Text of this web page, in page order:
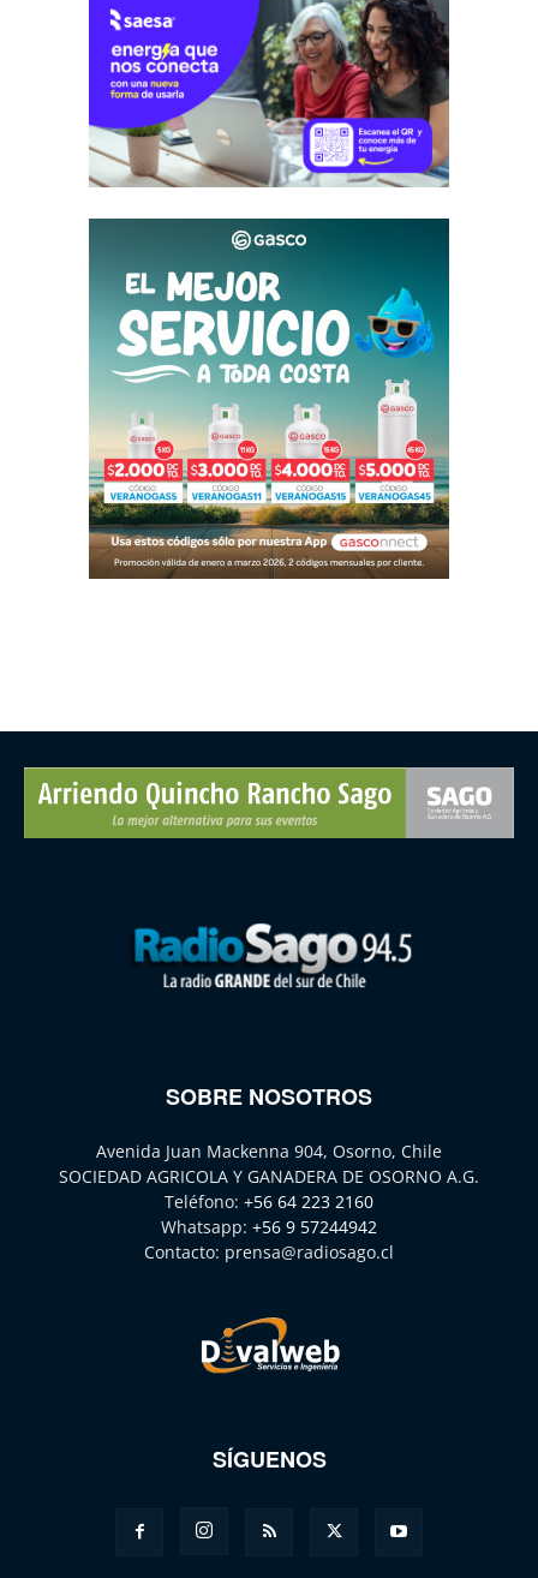
SOBRE NOSOTROS
Avenida Juan Mackenna 904, Osorno, Chile
SOCIEDAD AGRICOLA Y GANADERA DE OSORNO A.G.
Teléfono: +56 64 223 2160
Whatsapp: +56 9 57244942
Contacto: prensa@radiosago.cl
SÍGUENOS